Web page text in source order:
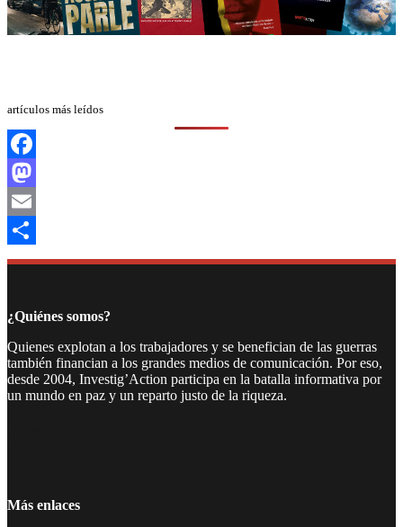
artículos más leídos
Facebook
Mastodon
Email
Compartir
¿Quiénes somos?
Quienes explotan a los trabajadores y se benefician de las guerras
también financian a los grandes medios de comunicación. Por eso,
desde 2004, Investig’Action participa en la batalla informativa por
un mundo en paz y un reparto justo de la riqueza.
Más enlaces